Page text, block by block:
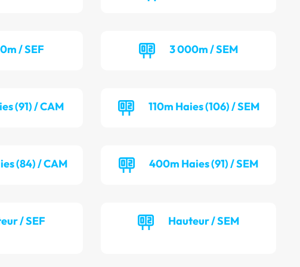
/ SEF 3 000m / SEM
(91) / CAM 110m Haies (106) / SEM
(84) / CAM 400m Haies (91) / SEM
/ SEF Hauteur / SEM